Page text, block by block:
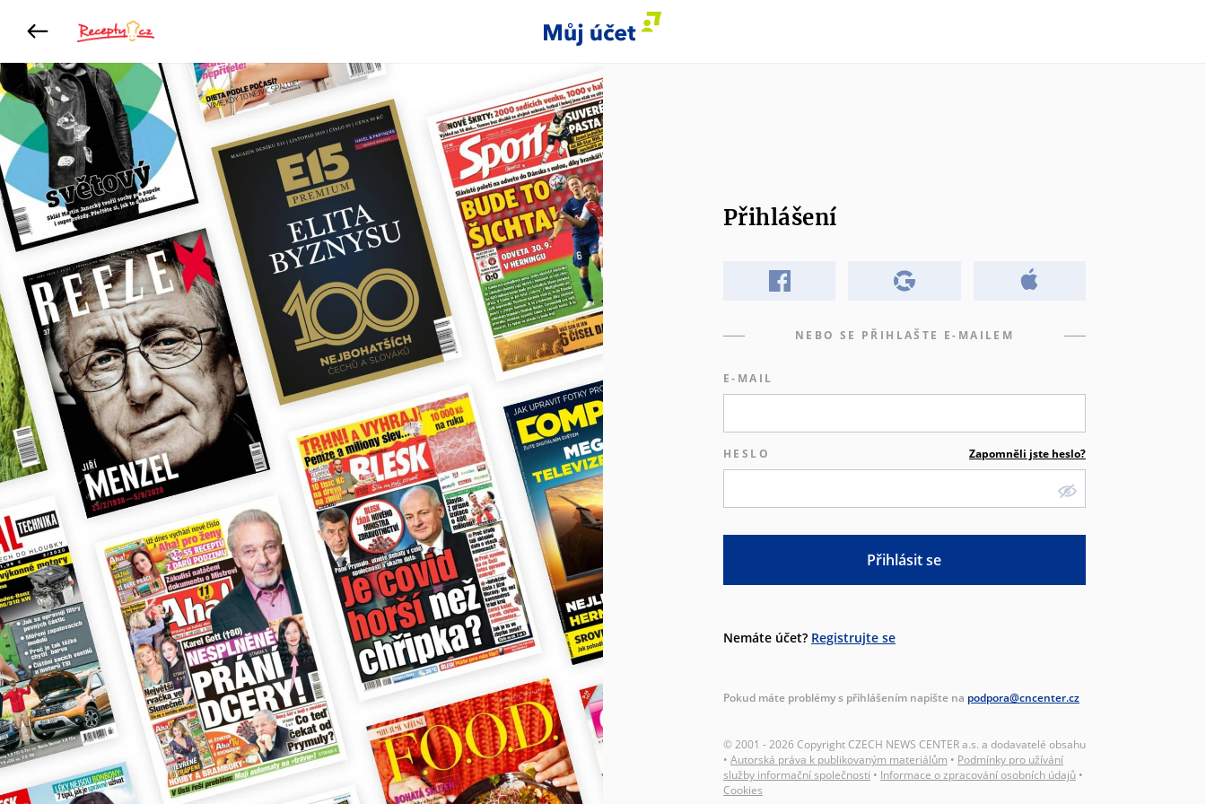
Přihlášení
NEBO SE PŘIHLAŠTE E-MAILEM
E-MAIL
HESLO Zapomněli jste heslo?
Přihlásit se
Nemáte účet? Registrujte se
Pokud máte problémy s přihlášením napište na podpora@cncenter.cz
© 2001 - 2026 Copyright CZECH NEWS CENTER a.s. a dodavatelé obsahu
• Autorská práva k publikovaným materiálům • Podmínky pro užívání
služby informační společnosti • Informace o zpracování osobních údajů •
Cookies